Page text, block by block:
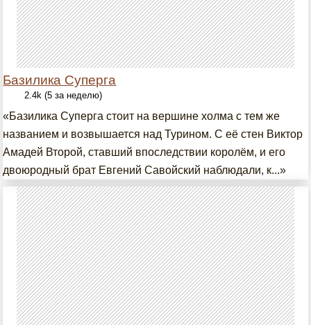
Базилика Суперга
2.4k (5 за неделю)
«Базилика Суперга стоит на вершине холма с тем же
названием и возвышается над Турином. С её стен Виктор
Амадей Второй, ставший впоследствии королём, и его
двоюродный брат Евгений Савойский наблюдали, к...»